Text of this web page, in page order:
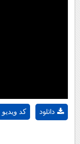
کد ویدیو دانلود